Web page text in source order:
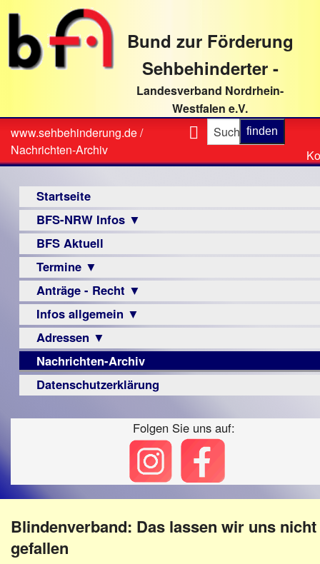
direkt
Textinhalt
Bund zur Förderung
Sehbehinderter -
Landesverband Nordrhein-
Westfalen e.V.
Sie
sind
hier
www.sehbehinderung.de/
Nachrichten-Archiv
Suche
Startseite
BFS-NRW Infos ▼
Über
uns
Infomaterial
▼
Visus
Zeitschrift
LPF-
Broschüre
Mac
Berichte
▼
Archiv
Berichte
Vorstand
Satzung
Fördern/Spenden
e.V.
BFS Aktuell
Termine ▼
Veranstaltungsprogramme
Anträge - Recht ▼
Archiv
Urteile
Infos allgemein ▼
Sehbehinderung
Frühförderung
Schule
–
Hilfsmittel
-
PC
Adressen ▼
Augenoptiker
Berufsbildungswerke
Familienratgeber
Verbände
Nachrichten-Archiv
Datenschutzerklärung
Folgen Sie uns auf:
Blindenverband: Das lassen wir uns nicht
gefallen